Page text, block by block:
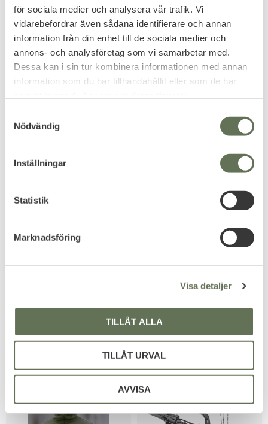
för sociala medier och analysera vår trafik. Vi
vidarebefordrar även sådana identifierare och annan
information från din enhet till de sociala medier och
annons- och analysföretag som vi samarbetar med.
Dessa kan i sin tur kombinera informationen med annan
information som du har tillhandahållit eller som de har
Nödvändig
Inställningar
Statistik
Marknadsföring
Visa detaljer
TILLÅT ALLA
TILLÅT URVAL
AVVISA
SWISS ARMS Ammo för
Luftvapen 5,5 mm
250st
119 KR
ASG M9 GBB Airsoft
Pistol Svart 6mm
Dual Source (GAS/CO2)
Blowback, Full Polymer, Svart.
1 119 KR
1 279 KR
Add to favorites
Glasögon.
Add to favorites
100% Bomull, Begagnad
NYHET